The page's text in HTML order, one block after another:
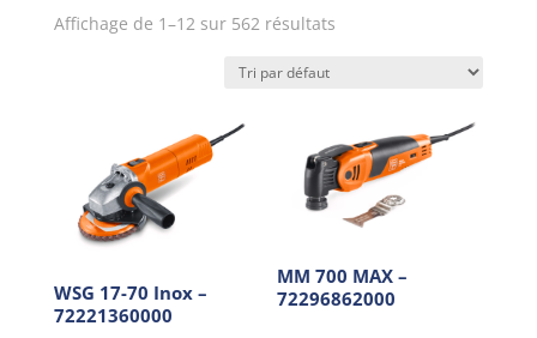
Affichage de 1–12 sur 562 résultats
WSG 17-70 Inox –
72221360000
MM 700 MAX –
72296862000